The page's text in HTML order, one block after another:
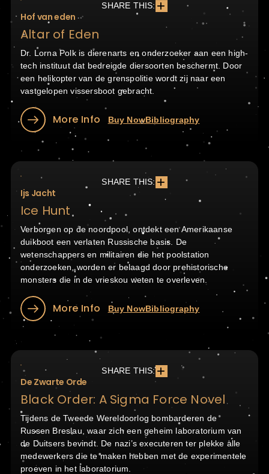
SHARE THIS:
Hof van eden
Altar of Eden
Dr. Lorna Polk is dierenarts en onderzoeker aan een high-
tech instituut dat bedreigde diersoorten beschermt. Door
een helikopter van de grenspolitie wordt zij naar een
vastgelopen vissersboot gebracht.
More Info Buy NowBibliography
SHARE THIS:
Ijs Jacht
Ice Hunt
Verborgen op de noordpool, ontdekt een Amerikaanse
duikboot een verlaten Russische basis. De
wetenschappers en militairen die het poolstation
onderzoeken, worden er belaagd door prehistorische
monsters die in de vrieskou weten te overleven.
More Info Buy NowBibliography
SHARE THIS:
De Zwarte Orde
Black Order: A Sigma Force Novel
Tijdens de Tweede Wereldoorlog bombarderen de
Russen Breslau, waar zich een geheim laboratorium van
de Duitsers bevindt. De nazi’s executeren ter plekke alle
medewerkers die te maken hebben met de experimentele
proeven in het laboratorium.